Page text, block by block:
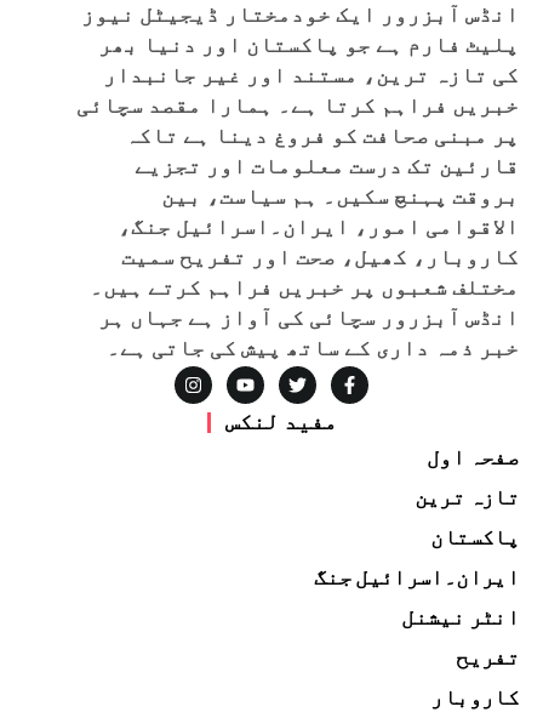
انڈس آبزرور ایک خودمختار ڈیجیٹل نیوز
پلیٹ فارم ہے جو پاکستان اور دنیا بھر
کی تازہ ترین، مستند اور غیر جانبدار
خبریں فراہم کرتا ہے۔ ہمارا مقصد سچائی
پر مبنی صحافت کو فروغ دینا ہے تاکہ
قارئین تک درست معلومات اور تجزیے
بروقت پہنچ سکیں۔ ہم سیاست، بین
الاقوامی امور، ایران۔اسرائیل جنگ،
کاروبار، کھیل، صحت اور تفریح سمیت
مختلف شعبوں پر خبریں فراہم کرتے ہیں۔
انڈس آبزرور سچائی کی آواز ہے جہاں ہر
خبر ذمہ داری کے ساتھ پیش کی جاتی ہے۔
مفید لنکس
صفحہ اول
تازہ ترین
پاکستان
ایران۔اسرائیل جنگ
انٹر نیشنل
تفریح
کاروبار